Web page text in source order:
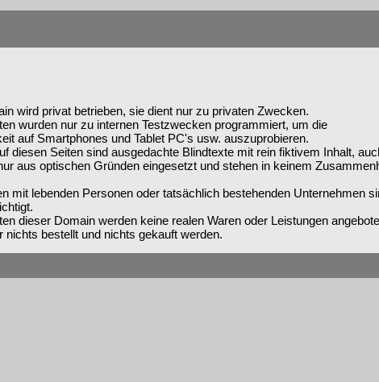
wird privat betrieben, sie dient nur zu privaten Zwecken.
wurden nur zu internen Testzwecken programmiert, um die
auf Smartphones und Tablet PC's usw. auszuprobieren.
diesen Seiten sind ausgedachte Blindtexte mit rein fiktivem Inhalt,
aus optischen Gründen eingesetzt und stehen in keinem
mit lebenden Personen oder tatsächlich bestehenden Unternehmen
dieser Domain werden keine realen Waren oder Leistungen
nichts bestellt und nichts gekauft werden.